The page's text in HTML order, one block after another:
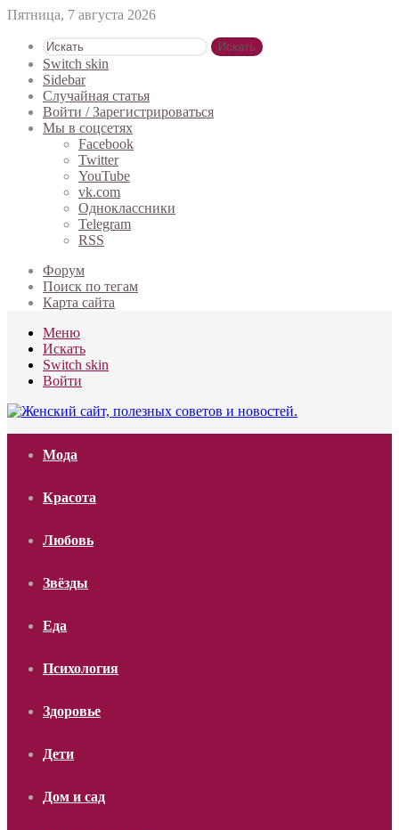
Пятница, 7 августа 2026
Искать
Switch skin
Sidebar
Случайная статья
Войти / Зарегистрироваться
Мы в соцсетях
Facebook
Twitter
YouTube
vk.com
Одноклассники
Telegram
RSS
Форум
Поиск по тегам
Карта сайта
Меню
Искать
Switch skin
Войти
Мода
Красота
Любовь
Звёзды
Еда
Психология
Здоровье
Дети
Дом и сад